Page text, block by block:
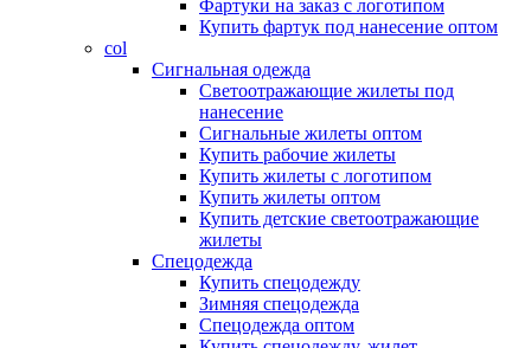
Фартуки на заказ с логотипом
Купить фартук под нанесение оптом
col
Сигнальная одежда
Светоотражающие жилеты под
нанесение
Сигнальные жилеты оптом
Купить рабочие жилеты
Купить жилеты с логотипом
Купить жилеты оптом
Купить детские светоотражающие
жилеты
Спецодежда
Купить спецодежду
Зимняя спецодежда
Спецодежда оптом